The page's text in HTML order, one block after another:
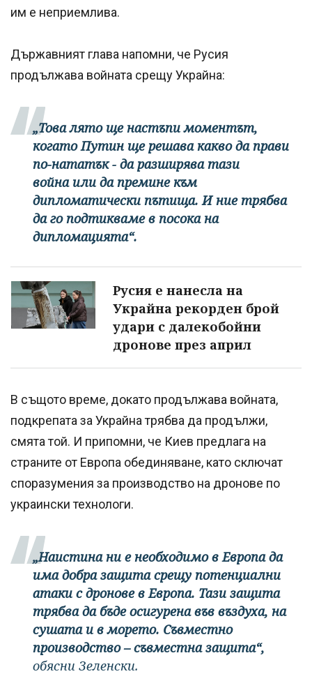
им е неприемлива.
Държавният глава напомни, че Русия
продължава войната срещу Украйна:
„Това лято ще настъпи моментът,
когато Путин ще решава какво да прави
по-нататък - да разширява тази
война или да премине към
дипломатически пътища. И ние трябва
да го подтикваме в посока на
дипломацията“.
Русия е нанесла на
Украйна рекорден брой
удари с далекобойни
дронове през април
В същото време, докато продължава войната,
подкрепата за Украйна трябва да продължи,
смята той. И припомни, че Киев предлага на
страните от Европа обединяване, като сключат
споразумения за производство на дронове по
украински технологи.
„Наистина ни е необходимо в Европа да
има добра защита срещу потенциални
атаки с дронове в Европа. Тази защита
трябва да бъде осигурена във въздуха, на
сушата и в морето. Съвместно
производство – съвместна защита“,
обясни Зеленски.